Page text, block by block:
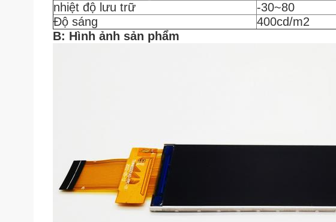
nhiệt độ lưu trữ
-30~80
Độ sáng
400cd/m2
B: Hình ảnh sản phẩm